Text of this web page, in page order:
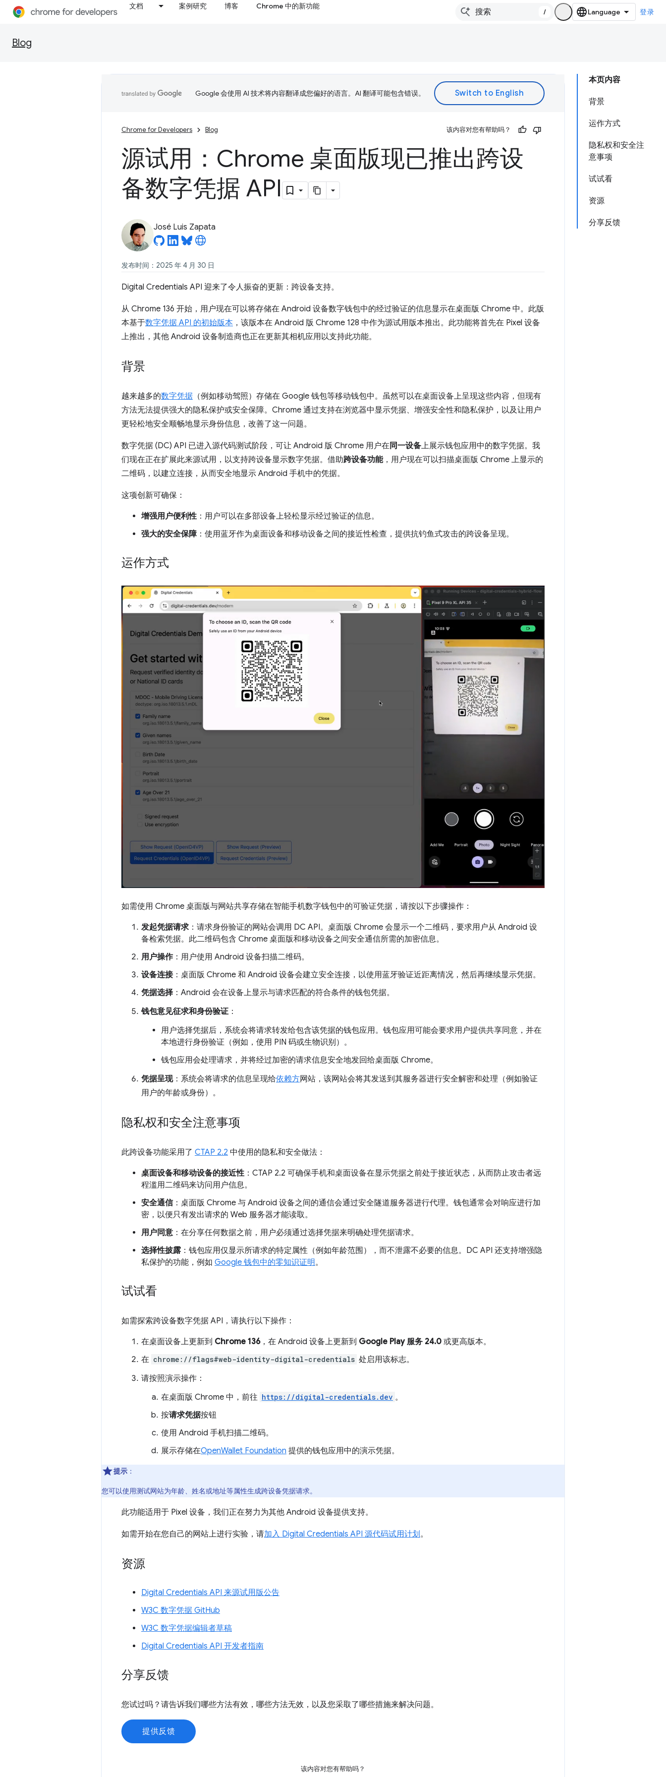
文档 案例研究 博客 Chrome 中的新功能
/ 登录
Blog
本页内容
背景
运作方式
隐私权和安全注
意事项
试试看
资源
分享反馈
Google 会使用 AI 技术将内容翻译成您偏好的语言。AI 翻译可能包含错误。
Chrome for Developers Blog 该内容对您有帮助吗？
源试用：Chrome 桌面版现已推出跨设
备数字凭据 API
José Luis Zapata
发布时间：2025 年 4 月 30 日
Digital Credentials API 迎来了令人振奋的更新：跨设备支持。
从 Chrome 136 开始，用户现在可以将存储在 Android 设备数字钱包中的经过验证的信息显示在桌面版 Chrome 中。此版
本基于数字凭据 API 的初始版本 ，该版本在 Android 版 Chrome 128 中作为源试用版本推出。此功能将首先在 Pixel 设备
上推出，其他 Android 设备制造商也正在更新其相机应用以支持此功能。
背景
越来越多的数字凭据 （例如移动驾照）存储在 Google 钱包等移动钱包中。虽然可以在桌面设备上呈现这些内容，但现有
方法无法提供强大的隐私保护或安全保障。Chrome 通过支持在浏览器中显示凭据、增强安全性和隐私保护，以及让用户
更轻松地安全顺畅地显示身份信息，改善了这一问题。
数字凭据 (DC) API 已进入源代码测试阶段，可让 Android 版 Chrome 用户在同一设备上展示钱包应用中的数字凭据。我
们现在正在扩展此来源试用，以支持跨设备显示数字凭据。借助跨设备功能，用户现在可以扫描桌面版 Chrome 上显示的
二维码，以建立连接，从而安全地显示 Android 手机中的凭据。
这项创新可确保：
增强用户便利性：用户可以在多部设备上轻松显示经过验证的信息。
强大的安全保障：使用蓝牙作为桌面设备和移动设备之间的接近性检查，提供抗钓鱼式攻击的跨设备呈现。
运作方式
如需使用 Chrome 桌面版与网站共享存储在智能手机数字钱包中的可验证凭据，请按以下步骤操作：
发起凭据请求 ：请求身份验证的网站会调用 DC API。桌面版 Chrome 会显示一个二维码，要求用户从 Android 设
备检索凭据。此二维码包含 Chrome 桌面版和移动设备之间安全通信所需的加密信息。
用户操作：用户使用 Android 设备扫描二维码。
设备连接：桌面版 Chrome 和 Android 设备会建立安全连接，以使用蓝牙验证近距离情况，然后再继续显示凭据。
凭据选择 ：Android 会在设备上显示与请求匹配的符合条件的钱包凭据。
钱包意见征求和身份验证：
用户选择凭据后，系统会将请求转发给包含该凭据的钱包应用。钱包应用可能会要求用户提供共享同意，并在
本地进行身份验证（例如，使用 PIN 码或生物识别）。
钱包应用会处理请求，并将经过加密的请求信息安全地发回给桌面版 Chrome。
凭据呈现：系统会将请求的信息呈现给依赖方网站，该网站会将其发送到其服务器进行安全解密和处理（例如验证
用户的年龄或身份）。
隐私权和安全注意事项
此跨设备功能采用了 CTAP 2.2 中使用的隐私和安全做法：
桌面设备和移动设备的接近性：CTAP 2.2 可确保手机和桌面设备在显示凭据之前处于接近状态，从而防止攻击者远
程滥用二维码来访问用户信息。
安全通信：桌面版 Chrome 与 Android 设备之间的通信会通过安全隧道服务器进行代理。钱包通常会对响应进行加
密，以便只有发出请求的 Web 服务器才能读取。
用户同意：在分享任何数据之前，用户必须通过选择凭据来明确处理凭据请求。
选择性披露 ：钱包应用仅显示所请求的特定属性（例如年龄范围），而不泄露不必要的信息。DC API 还支持增强隐
私保护的功能，例如 Google 钱包中的零知识证明。
试试看
如需探索跨设备数字凭据 API，请执行以下操作：
在桌面设备上更新到 Chrome 136，在 Android 设备上更新到 Google Play 服务 24.0 或更高版本。
在 chrome://flags#web-identity-digital-credentials 处启用该标志。
请按照演示操作：
在桌面版 Chrome 中，前往 https://digital-credentials.dev 。
按请求凭据按钮
使用 Android 手机扫描二维码。
展示存储在OpenWallet Foundation 提供的钱包应用中的演示凭据。
提示 ：
您可以使用测试网站为年龄、姓名或地址等属性生成跨设备凭据请求。
此功能适用于 Pixel 设备，我们正在努力为其他 Android 设备提供支持。
如需开始在您自己的网站上进行实验，请加入 Digital Credentials API 源代码试用计划。
资源
Digital Credentials API 来源试用版公告
W3C 数字凭据 GitHub
W3C 数字凭据编辑者草稿
Digital Credentials API 开发者指南
分享反馈
您试过吗？请告诉我们哪些方法有效，哪些方法无效，以及您采取了哪些措施来解决问题。
提供反馈
该内容对您有帮助吗？